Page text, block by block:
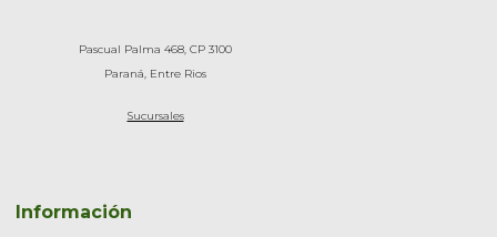
Pascual Palma 468, CP 3100
Paraná, Entre Rios
Sucursales
Información